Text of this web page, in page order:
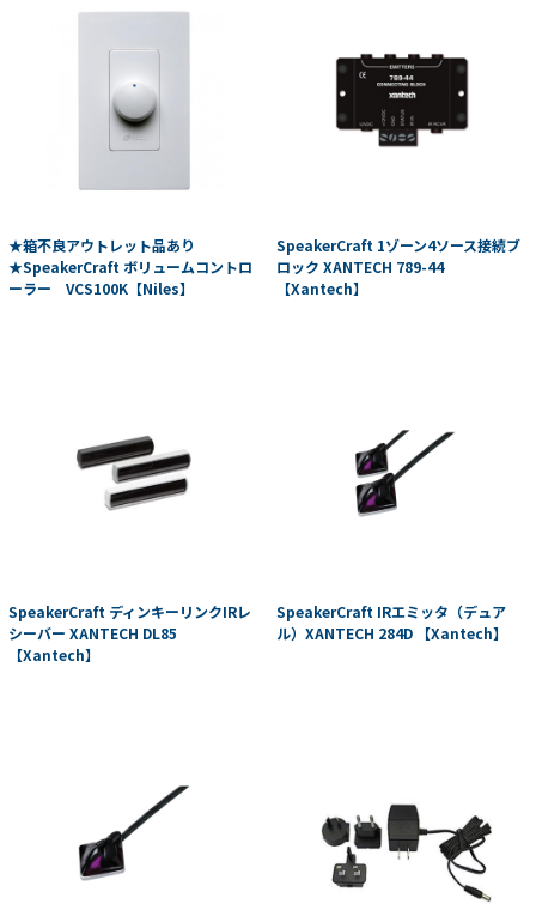
★箱不良アウトレット品あり
★SpeakerCraft ボリュームコントロ
ーラー VCS100K【Niles】
SpeakerCraft 1ゾーン4ソース接続ブ
ロック XANTECH 789-44
【Xantech】
SpeakerCraft ディンキーリンクIRレ
シーバー XANTECH DL85
【Xantech】
SpeakerCraft IRエミッタ（デュア
ル）XANTECH 284D 【Xantech】